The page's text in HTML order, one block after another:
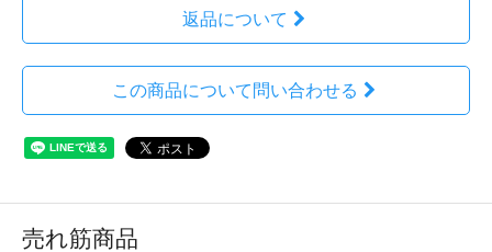
返品について
この商品について問い合わせる
売れ筋商品